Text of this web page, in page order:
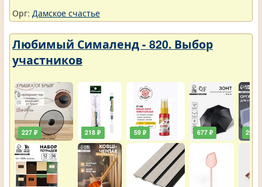
Орг: Дамское счастье
Любимый Сималенд - 820. Выбор
участников
227 ₽ 218 ₽ 59 ₽ 677 ₽ 290 ₽